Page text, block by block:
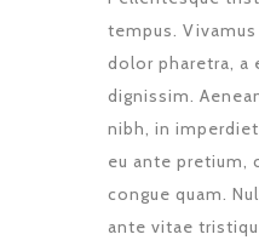
tempus.
dolor pharetra, a
dignissim.
nibh, in
eu ante pretium,
congue quam.
ante vitae